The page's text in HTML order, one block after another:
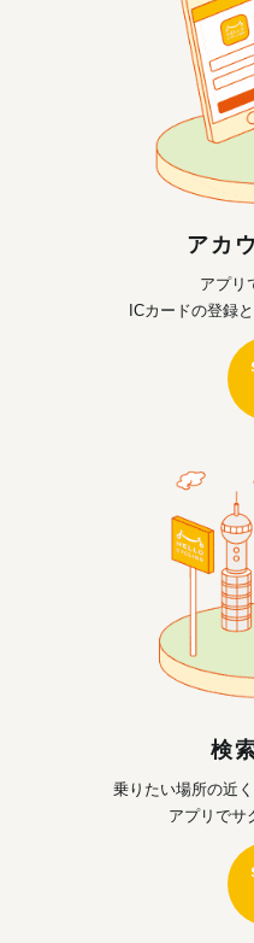
アカ
アプリ
ICカードの登録
検
乗りたい場所の近
アプリでサ